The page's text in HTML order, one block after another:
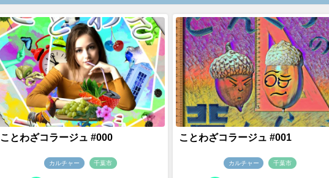
ことわざコラージュ #000
カルチャー 千葉市
ことわざコラージュ #001
カルチャー 千葉市